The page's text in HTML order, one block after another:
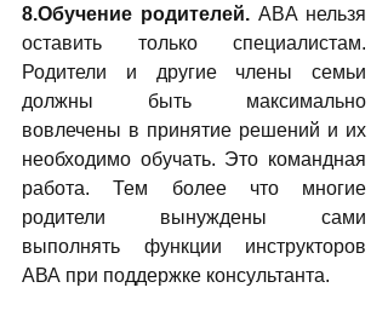
8.Обучение родителей. ABA нельзя
оставить только специалистам.
Родители и другие члены семьи
должны быть максимально
вовлечены в принятие решений и их
необходимо обучать. Это командная
работа. Тем более что многие
родители вынуждены сами
выполнять функции инструкторов
АВА при поддержке консультанта.